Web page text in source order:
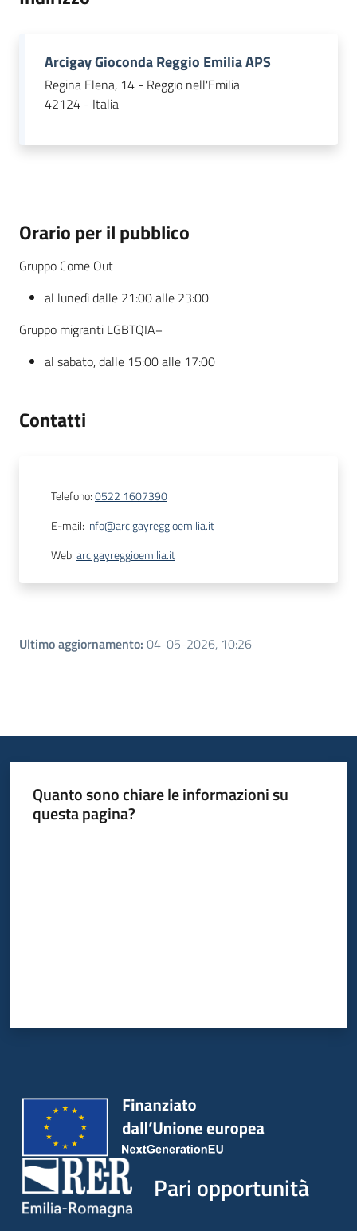
Arcigay Gioconda Reggio Emilia APS
Regina Elena, 14 - Reggio nell'Emilia
42124 - Italia
Orario per il pubblico
Gruppo Come Out
al lunedì dalle 21:00 alle 23:00
Gruppo migranti LGBTQIA+
al sabato, dalle 15:00 alle 17:00
Contatti
Telefono:0522 1607390
E-mail: info@arcigayreggioemilia.it
Web:arcigayreggioemilia.it
Ultimo aggiornamento: 04-05-2026, 10:26
Quanto sono chiare le informazioni su
questa pagina?
Pari opportunità